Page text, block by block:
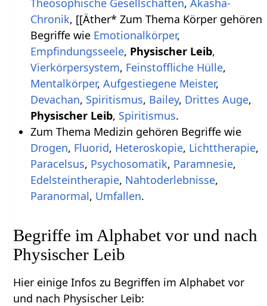
Theosophische Gesellschaften, Akasha-
Chronik, [[Äther* Zum Thema Körper gehören
Begriffe wie Emotionalkörper,
Empfindungsseele, Physischer Leib,
Vierkörpersystem, Feinstoffliche Hülle,
Mentalkörper, Aufgestiegene Meister,
Devachan, Spiritismus, Bailey, Drittes Auge,
Physischer Leib, Spiritismus.
Zum Thema Medizin gehören Begriffe wie
Drogen, Fluorid, Heteroskopie, Lichttherapie,
Paracelsus, Psychosomatik, Paramnesie,
Edelsteintherapie, Nahtoderlebnisse,
Paranormal, Umfallen.
Begriffe im Alphabet vor und nach
Physischer Leib
Hier einige Infos zu Begriffen im Alphabet vor
und nach Physischer Leib: